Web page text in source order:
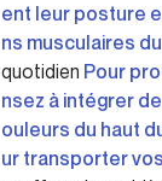
ent leur posture
ns musculaires
quotidien Pour
nsez à intégrer
ouleurs du haut
ur transporter